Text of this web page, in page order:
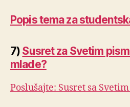
Popis tema za
7) Susret za Svetim
mlade?
Poslušajte: Susret sa